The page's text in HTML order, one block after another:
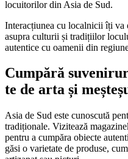
locuitorilor din Asia de Sud.
Interacțiunea cu localnicii îți va
asupra culturii și tradițiilor
autentice cu oamenii din
Cumpără
te de arta și
Asia de Sud este cunoscută
tradiționale. Vizitează
pentru a cumpăra obiecte
găsi o varietate de produse,